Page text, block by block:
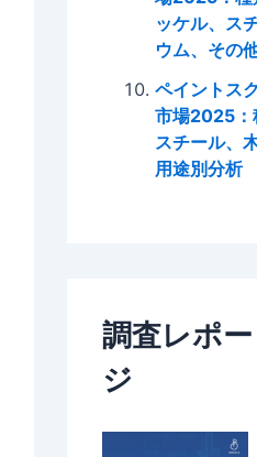
ッケル、ス
ウム、その
ペイントス
市場2025：
スチール、
用途別分析
調査レポ
ジ